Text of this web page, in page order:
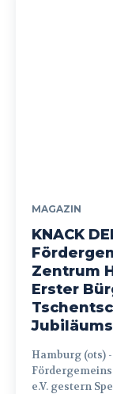
MAGAZIN
KNACK
Zentrum
Erster
Hamburg (ots) - Anlässlich ihres 50. Jubiläums lud die
e.V. gestern